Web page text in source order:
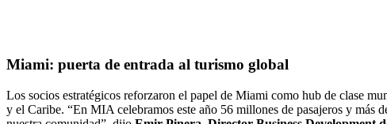
Miami: puerta de entrada al turismo global
Los socios estratégicos reforzaron el papel de Miami como hub de clase
y el Caribe. “En MIA celebramos este año 56 millones de pasajeros y más